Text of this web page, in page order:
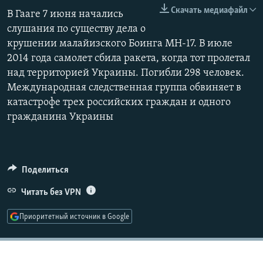
РАСПИСАНИЕ ВЕЩАНИЯ
ПОДПИШИТЕСЬ НА РАССЫЛКУ
СОЦИАЛЬНЫЕ СЕТИ
240p
720p
480p
720p
1080p
Скачать медиафайл
В Гааге 7 июня начались
слушания по существу дела о
крушении малайизского Боинга МН-17. В июле
2014 года самолет сбила ракета, когда тот пролетал
над территорией Украины. Погибли 298 человек.
Международная следственная группа обвиняет в
катастрофе трех российских граждан и одного
гражданина Украины
Поделиться
Читать без VPN
Приоритетный источник в Google